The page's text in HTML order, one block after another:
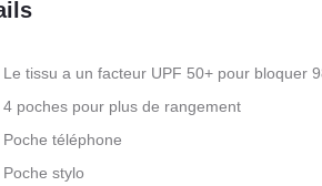
Le tissu a un facteur UPF 50+ pour bloquer
4 poches pour plus de rangement
Poche téléphone
Poche stylo